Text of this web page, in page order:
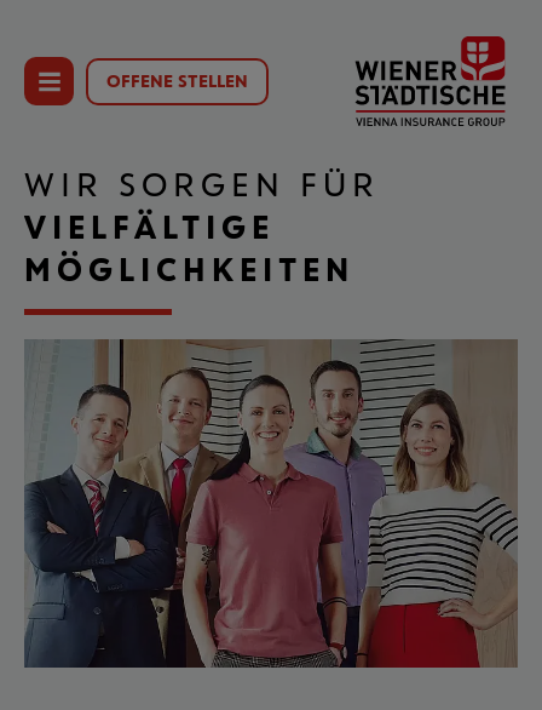
Seiteninhalt
(Accesskey
Menü einblenden
OFFENE STELLEN
Möglichkeiten
WIR SORGEN FÜR
VIELFÄLTIGE
MÖGLICHKEITEN